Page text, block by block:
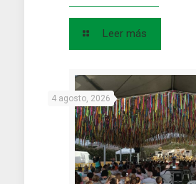
Leer más
4 agosto, 2026